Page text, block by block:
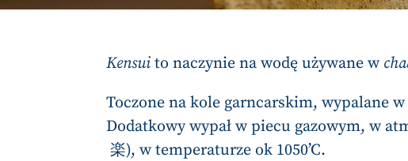
Kensui to naczynie na wodę używane w
Toczone na kole garncarskim, wypalane w
Dodatkowy wypał w piecu gazowym, w
楽), w temperaturze ok 1050’C.